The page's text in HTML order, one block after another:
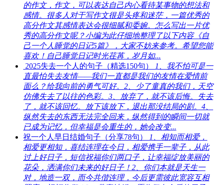
的作文，作文，可以表达自己内心看待某事物的想法和
感情。很多人对于写作文很是头疼和迷茫，一篇优秀的
高分作文其感情表达会很细腻和委婉。怎么写出一片优
秀的高分作文呢？小编为此仔细地整理了以下内容《自
己一个人睡觉的日记5篇》，大家不妨来参考。希望您能
喜欢！自己睡觉日记时光荏苒，岁月如...
2025失去一个人的句子（精选150句）
1、我不怕可是一
直最怕失去友情——我们一直都是我们的友情在爱情前
面么？给我向前的勇气可好。2、少了童真的我们，天空
仿佛失去了以往的色彩。3、放弃了，就不该后悔。失去
了，就不该回忆。放下该放下，退出那没结局的剧。4、
纵然失去的东西无法完全回来，纵然得到的瞬间一切就
已成为记忆，但幸福是会重生的，她会改变...
祝一个人早日结婚句子（分享78句）
1、相知而相爱，
相爱更相知，喜结连理在今日，相爱携手一辈子，从此
过上好日子，短信祝福你们两口子，让幸福绽放美丽的
花朵，洒满你们未来的好日子！2、你们本就是天生一
对，地造一双，而今共偕连理，今后更需彼此宽容互相